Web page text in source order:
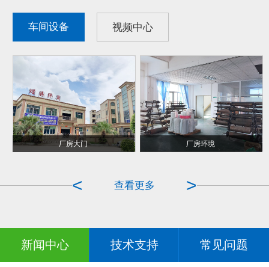
车间设备 视频中心
厂房大门 厂房环境
>
查看更多
<
POF热收缩包装 手提袋对折烫边成型
新闻中心 技术支持 常见问题